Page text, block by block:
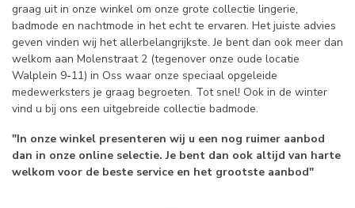
graag uit in onze winkel om onze grote collectie lingerie,
badmode en nachtmode in het echt te ervaren. Het juiste advies
geven vinden wij het allerbelangrijkste. Je bent dan ook meer dan
welkom aan Molenstraat 2 (tegenover onze oude locatie
Walplein 9-11) in Oss waar onze speciaal opgeleide
medewerksters je graag begroeten. Tot snel! Ook in de winter
vind u bij ons een uitgebreide collectie badmode.
"In onze winkel presenteren wij u een nog ruimer aanbod
dan in onze online selectie. Je bent dan ook altijd van harte
welkom voor de beste service en het grootste aanbod"